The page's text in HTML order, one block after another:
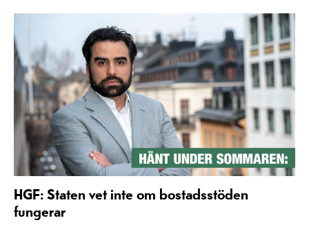
HGF: Staten vet inte om bostadsstöden
fungerar